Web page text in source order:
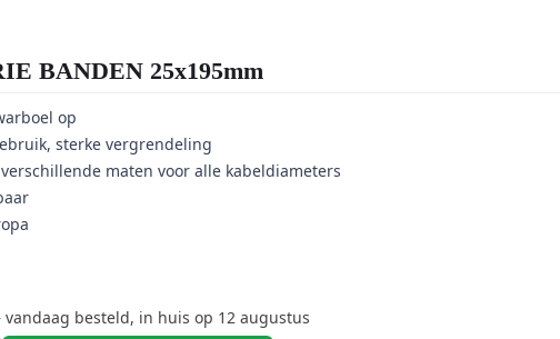
BANDEN 25x195mm
op
sterke vergrendeling
maten voor alle kabeldiameters
besteld, in huis op 12 augustus